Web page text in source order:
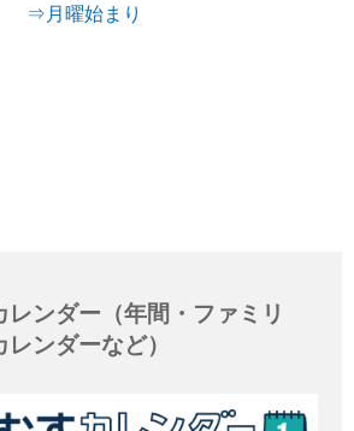
⇒月曜始まり
レンダー（年間・ファミリ
ンダーなど）